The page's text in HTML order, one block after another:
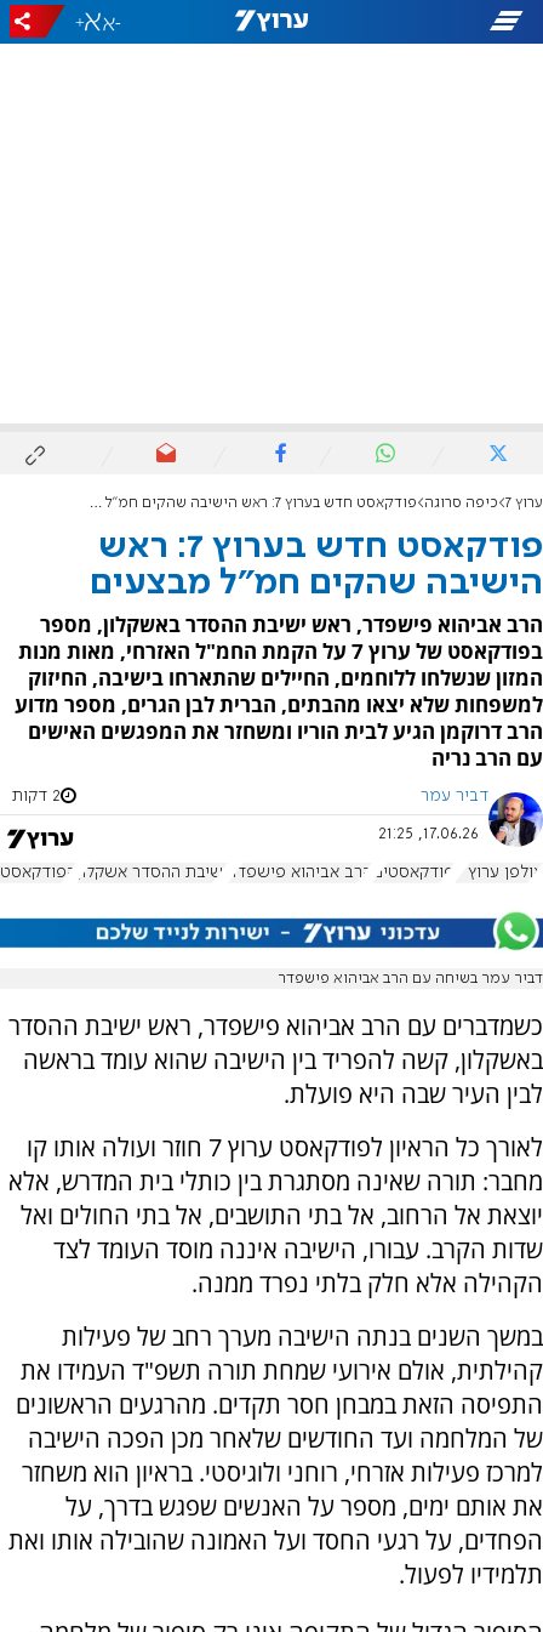
-
+
ערוץ 7 כיפה סרוגה פודקאסט חדש בערוץ 7: ראש הישיבה שהקים חמ"ל מבצעים
פודקאסט חדש בערוץ 7: ראש
הישיבה שהקים חמ"ל מבצעים
הרב אביהוא פישפדר, ראש ישיבת ההסדר באשקלון, מספר
בפודקאסט של ערוץ 7 על הקמת החמ"ל האזרחי, מאות מנות
המזון שנשלחו ללוחמים, החיילים שהתארחו בישיבה, החיזוק
למשפחות שלא יצאו מהבתים, הברית לבן הגרים, מספר מדוע
הרב דרוקמן הגיע לבית הוריו ומשחזר את המפגשים האישים
עם הרב נריה
דביר עמר 2 דקות
17.06.26, 21:25
אולפן ערוץ 7 פודקאסטים הרב אביהוא פישפדר ישיבת ההסדר אשקלון
דביר עמר בשיחה עם הרב אביהוא פישפדר
כשמדברים עם הרב אביהוא פישפדר, ראש ישיבת ההסדר
באשקלון, קשה להפריד בין הישיבה שהוא עומד בראשה
לבין העיר שבה היא פועלת.
לאורך כל הראיון לפודקאסט ערוץ 7 חוזר ועולה אותו קו
מחבר: תורה שאינה מסתגרת בין כותלי בית המדרש, אלא
יוצאת אל הרחוב, אל בתי התושבים, אל בתי החולים ואל
שדות הקרב. עבורו, הישיבה איננה מוסד העומד לצד
הקהילה אלא חלק בלתי נפרד ממנה.
במשך השנים בנתה הישיבה מערך רחב של פעילות
קהילתית, אולם אירועי שמחת תורה תשפ"ד העמידו את
התפיסה הזאת במבחן חסר תקדים. מהרגעים הראשונים
של המלחמה ועד החודשים שלאחר מכן הפכה הישיבה
למרכז פעילות אזרחי, רוחני ולוגיסטי. בראיון הוא משחזר
את אותם ימים, מספר על האנשים שפגש בדרך, על
הפחדים, על רגעי החסד ועל האמונה שהובילה אותו ואת
תלמידיו לפעול.